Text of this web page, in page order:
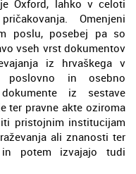
Oxford, lahko v celoti
Omenjeni
poslu, posebej pa so
vseh vrst dokumentov
iz hrvaškega v
poslovno in osebno
iz sestave
ter pravne akte oziroma
pristojnim institucijam
ali znanosti ter
in potem izvajajo tudi